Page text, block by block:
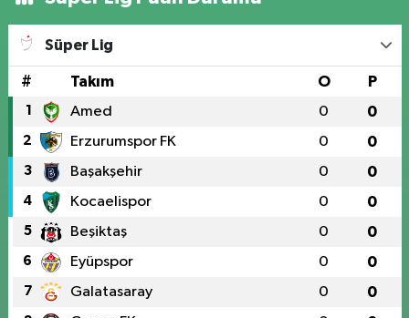
Süper Lig
# Takım O P
1 Amed 0 0
2 Erzurumspor FK 0 0
3 Başakşehir 0 0
4 Kocaelispor 0 0
5 Beşiktaş 0 0
6 Eyüpspor 0 0
7 Galatasaray 0 0